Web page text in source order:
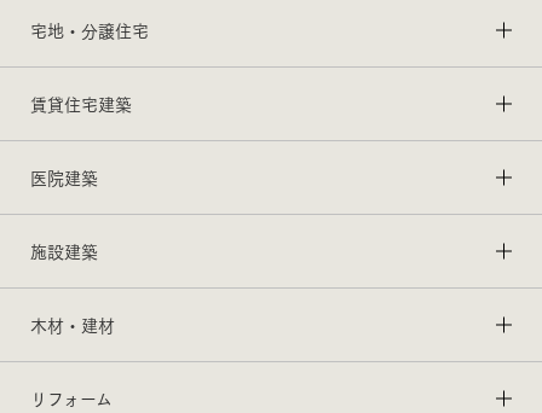
宅地・分譲住宅
賃貸住宅建築
医院建築
施設建築
木材・建材
リフォーム